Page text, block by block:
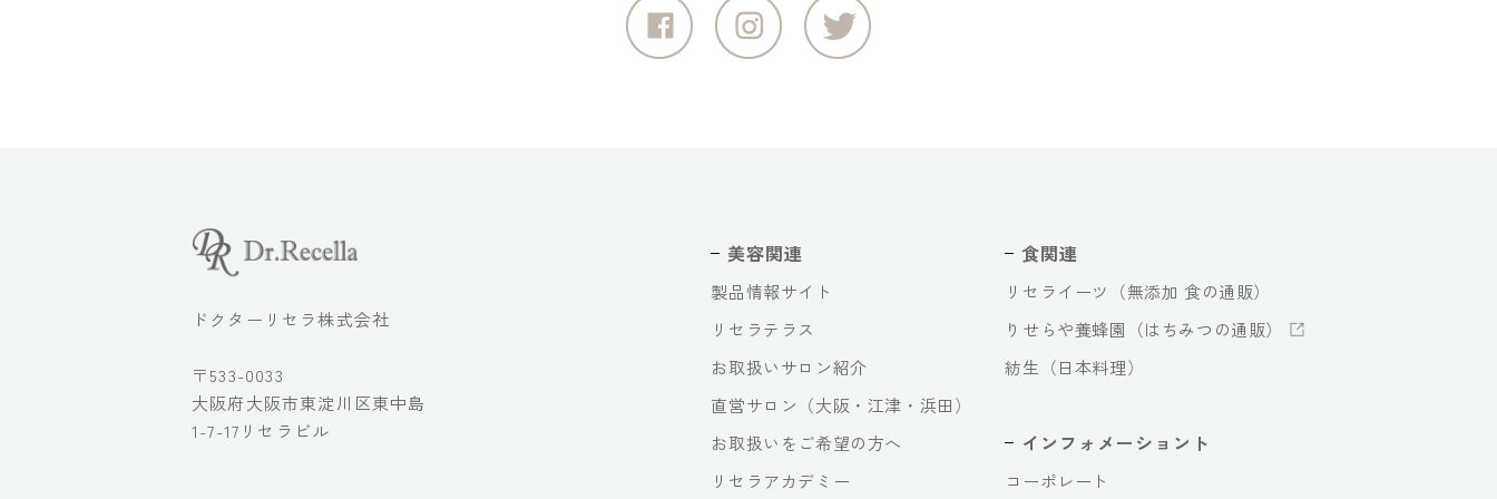
ドクターリセラ株式会社
〒533-0033
大阪府大阪市東淀川区東中島
1-7-17リセラビル
美容関連
製品情報サイト
リセラテラス
お取扱いサロン紹介
直営サロン（大阪・江津・浜田）
お取扱いをご希望の方へ
リセラアカデミー
食関連
リセライーツ（無添加 食の通販）
りせらや養蜂園（はちみつの通販）
紡生（日本料理）
インフォメーショント
コーポレート